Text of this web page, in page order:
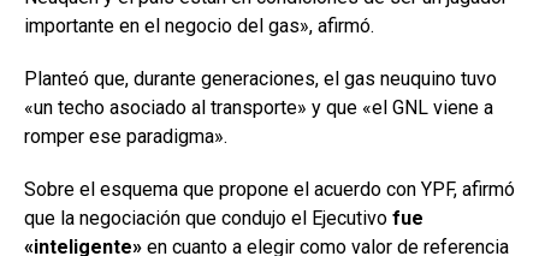
importante en el negocio del gas», afirmó.
Planteó que, durante generaciones, el gas neuquino tuvo
«un techo asociado al transporte» y que «el GNL viene a
romper ese paradigma».
Sobre el esquema que propone el acuerdo con YPF, afirmó
que la negociación que condujo el Ejecutivo fue
«inteligente» en cuanto a elegir como valor de referencia